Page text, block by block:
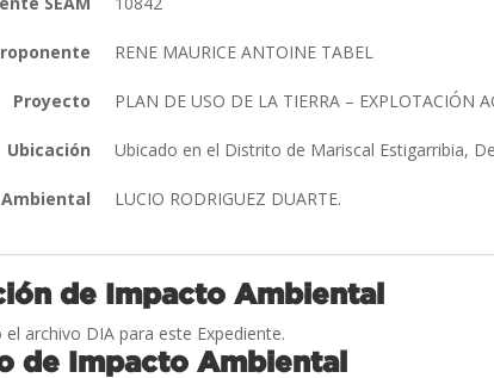
RENE MAURICE ANTOINE TABEL
Proyecto PLAN DE USO DE LA TIERRA – EXPLOTACIÓN
Ubicación Ubicado en el Distrito de Mariscal Estigarribia,
LUCIO RODRIGUEZ DUARTE.
de Impacto Ambiental
archivo DIA para este Expediente.
de Impacto Ambiental